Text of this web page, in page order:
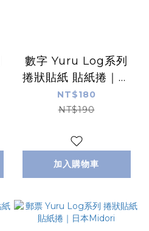
數字 Yuru Log系列
捲狀貼紙 貼紙捲｜日
本Midori
NT$180
NT$190
加入購物車